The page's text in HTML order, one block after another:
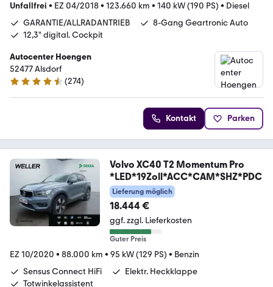
Unfallfrei • EZ 04/2018• 123.660 km • 140 kW (190 PS) • Diesel
GARANTIE/ALLRADANTRIEB
8-Gang Geartronic Auto
12,3" digital. Cockpit
Autocenter Hoengen
52477 Alsdorf
4.5 Sterne
(274)
Kontakt Parken
Volvo XC40 T2 Momentum Pro
*LED*19Zoll*ACC*CAM*SHZ*PDC
Lieferung möglich
18.444 €
ggf. zzgl. Lieferkosten
Guter Preis
EZ 10/2020 • 88.000 km • 95 kW (129 PS) • Benzin
Sensus Connect HiFi
Elektr. Heckklappe
Totwinkelassistent